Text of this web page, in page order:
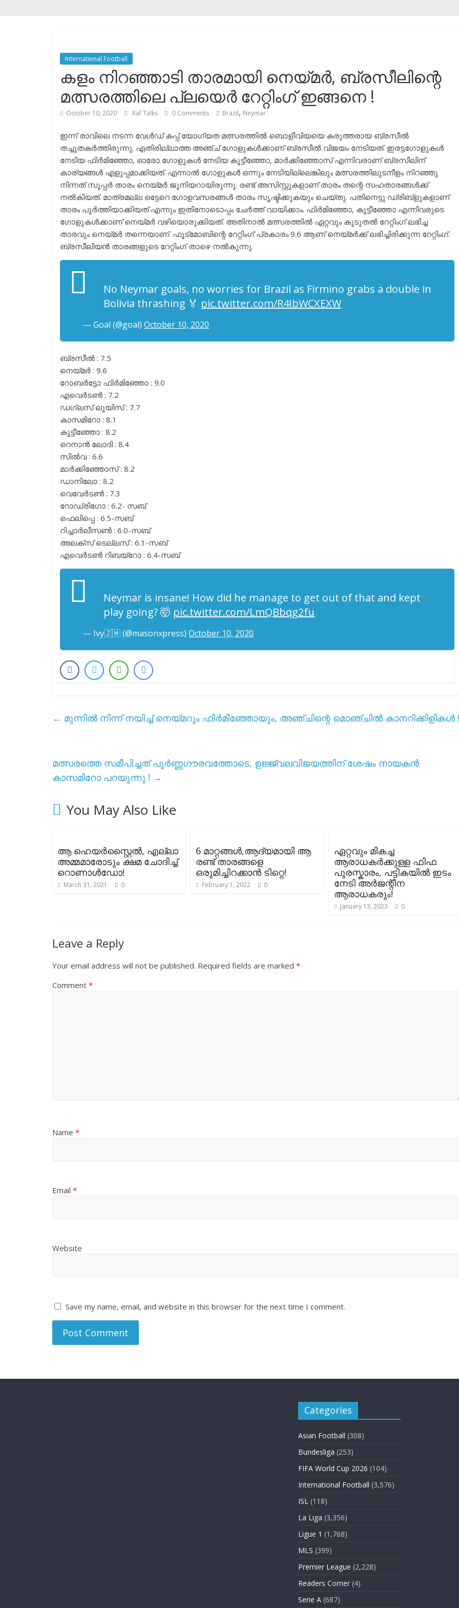
International Football
കളം നിറഞ്ഞാടി താരമായി നെയ്മർ, ബ്രസീലിന്റെ
മത്സരത്തിലെ പ്ലയെർ റേറ്റിംഗ് ഇങ്ങനെ !
October 10, 2020 Raf Talks 0 Comments Brazil, Neymar
ഇന്ന് രാവിലെ നടന്ന വേൾഡ് കപ്പ് യോഗ്യത മത്സരത്തിൽ ബൊളീവിയയെ കരുത്തരായ ബ്രസീൽ
തച്ചുതകർത്തിരുന്നു. എതിരില്ലാത്ത അഞ്ച് ഗോളുകൾക്കാണ് ബ്രസീൽ വിജയം നേടിയത്. ഇരട്ടഗോളുകൾ
നേടിയ ഫിർമിഞ്ഞോ, ഓരോ ഗോളുകൾ നേടിയ കൂട്ടീഞ്ഞോ, മാർക്കിഞ്ഞോസ് എന്നിവരാണ് ബ്രസീലിന്
കാര്യങ്ങൾ എളുപ്പമാക്കിയത്. എന്നാൽ ഗോളുകൾ ഒന്നും നേടിയില്ലെങ്കിലും മത്സരത്തിലുടനീളം നിറഞ്ഞു
നിന്നത് സൂപ്പർ താരം നെയ്മർ ജൂനിയറായിരുന്നു. രണ്ട് അസിസ്റ്റുകളാണ് താരം തന്റെ സഹതാരങ്ങൾക്ക്‌
നൽകിയത്. മാത്രമല്ല ഒട്ടേറെ ഗോളവസരങ്ങൾ താരം സൃഷ്ടിക്കുകയും ചെയ്തു. പതിനെട്ടു ഡ്രിബ്ളുകളാണ്
താരം പൂർത്തിയാക്കിയത് എന്നും ഇതിനോടൊപ്പം ചേർത്ത് വായിക്കാം. ഫിർമിഞ്ഞോ, കൂട്ടീഞ്ഞോ എന്നിവരുടെ
ഗോളുകൾക്കാണ് നെയ്‌മർ വഴിയൊരുക്കിയത്. അതിനാൽ മത്സരത്തിൽ ഏറ്റവും കൂടുതൽ റേറ്റിംഗ് ലഭിച്ച
താരവും നെയ്മർ തന്നെയാണ്. ഫൂട്മോബിന്റെ റേറ്റിംഗ് പ്രകാരം 9.6 ആണ് നെയ്മർക്ക് ലഭിച്ചിരിക്കുന്ന റേറ്റിംഗ്.
ബ്രസീലിയൻ താരങ്ങളുടെ റേറ്റിംഗ് താഴെ നൽകുന്നു.
No Neymar goals, no worries for Brazil as Firmino grabs a double in
Bolivia thrashing 🏅 pic.twitter.com/R4IbWCXEXW
— Goal (@goal) October 10, 2020
ബ്രസീൽ : 7.5
നെയ്മർ : 9.6
റോബർട്ടോ ഫിർമിഞ്ഞോ : 9.0
എവെർടൺ : 7.2
ഡഗ്ലസ് ലൂയിസ് : 7.7
കാസമിറോ : 8.1
കൂട്ടീഞ്ഞോ : 8.2
റെനാൻ ലോദി : 8.4
സിൽവ : 6.6
മാർക്കിഞ്ഞോസ് : 8.2
ഡാനിലോ : 8.2
വെവേർടൺ : 7.3
റോഡ്രിഗോ : 6.2- സബ്
ഫെലിപ്പെ : 6.5-സബ്
റിച്ചാർലീസൺ : 6.0-സബ്
അലക്സ് ടെല്ലസ് : 6.1-സബ്
എവെർടൺ റിബയ്റോ : 6.4-സബ്
Neymar is insane! How did he manage to get out of that and kept
play going? 🤯 pic.twitter.com/LmQBbqg2fu
— Ivy🇯🇲 (@masonxpress) October 10, 2020
← മുന്നിൽ നിന്ന് നയിച്ച് നെയ്മറും ഫിർമിഞ്ഞോയും, അഞ്ചിന്റെ മൊഞ്ചിൽ കാനറിക്കിളികൾ !
മത്സരത്തെ സമീപിച്ചത് പൂർണ്ണഗൗരവത്തോടെ, ഉജ്ജ്വലവിജയത്തിന് ശേഷം നായകൻ
കാസമിറോ പറയുന്നു ! →
You May Also Like
ആ ഹെയർസ്റ്റൈൽ, എല്ലാ
അമ്മമാരോടും ക്ഷമ ചോദിച്ച്
റൊണാൾഡോ!
March 31, 2021 0
6 മാറ്റങ്ങൾ,ആദ്യമായി ആ
രണ്ട് താരങ്ങളെ
ഒരുമിച്ചിറക്കാൻ ടിറ്റെ!
February 1, 2022 0
ഏറ്റവും മികച്ച
ആരാധകർക്കുള്ള ഫിഫ
പുരസ്കാരം, പട്ടികയിൽ ഇടം
നേടി അർജന്റീന
ആരാധകരും!
January 13, 2023 0
Leave a Reply
Your email address will not be published. Required fields are marked *
Comment *
Name *
Email *
Website
Save my name, email, and website in this browser for the next time I comment.
Categories
Asian Football (308)
Bundesliga (253)
FIFA World Cup 2026 (104)
International Football (3,576)
ISL (118)
La Liga (3,356)
Ligue 1 (1,768)
MLS (399)
Premier League (2,228)
Readers Corner (4)
Serie A (687)